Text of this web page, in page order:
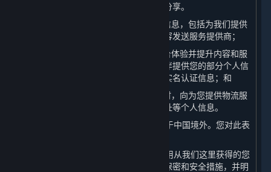
息，我们在任何情况下均不会向第三方分享。
（3） 向电信服务提供商提供您的个人信息，包括为我们提供
个人信息存储服务的云存储提供方和内容发送服务提供商；
（4） 为了向您提供全球统一的游戏平台体验并提升内容和服
务的安全机制，我们会向我们的合作伙伴提供您的部分个人信
息，但不会向我们的合作伙伴提供您的实名认证信息；和
（5） 我们可能在寄送实体商品或奖品时，向为您提供物流服
务的第三方物流公司分享您的姓名及地址等个人信息。
4. 上一条所提及的某些第三方有可能位于中国境外。您对此表
5. 我们将努力促使我们的合作伙伴在使用从我们这里获得的您
的个人信息时遵守本政策及其他适用的保密和安全措施，并明